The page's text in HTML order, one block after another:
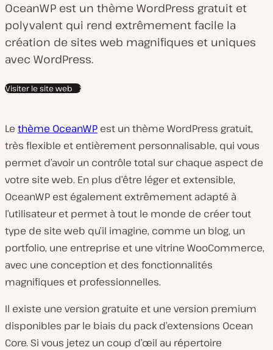
OceanWP est un thème WordPress gratuit et
polyvalent qui rend extrêmement facile la
création de sites web magnifiques et uniques
avec WordPress.
Visiter le site web
Le thème OceanWP est un thème WordPress gratuit,
très flexible et entièrement personnalisable, qui vous
permet d’avoir un contrôle total sur chaque aspect de
votre site web. En plus d’être léger et extensible,
OceanWP est également extrêmement adapté à
l’utilisateur et permet à tout le monde de créer tout
type de site web qu’il imagine, comme un blog, un
portfolio, une entreprise et une vitrine WooCommerce,
avec une conception et des fonctionnalités
magnifiques et professionnelles.
Il existe une version gratuite et une version premium
disponibles par le biais du pack d’extensions Ocean
Core. Si vous jetez un coup d’œil au répertoire